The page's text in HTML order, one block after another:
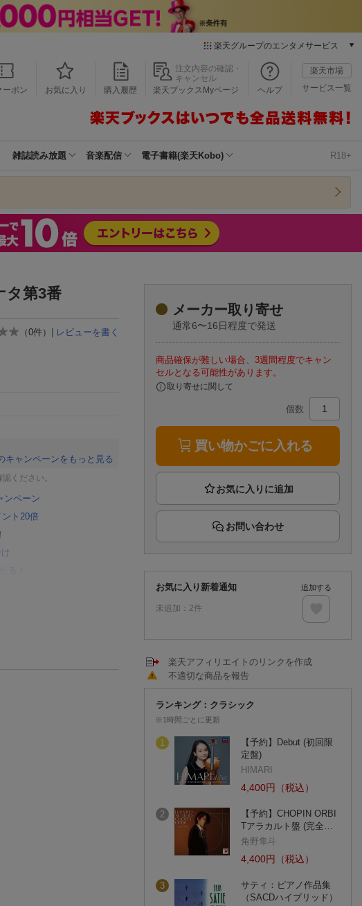
楽天グループのエンタメサービス
本/ゲーム/CD/DVD
楽天ブックス
楽天Kobo
楽天チケット
エンタメニュース
推し楽
ーポン お気に入り 購入履歴
注文内容の確認・
キャンセル
楽天ブックスMyページ
ヘルプ
楽天市場
サービス一覧
雑誌読み放題 音楽配信 電子書籍(楽天Kobo) R18+
タ第3番
（0件） | レビューを書く
キャンペーンをもっと見る
ください。
ンペーン
ント20倍
る！
メーカー取り寄せ
通常6〜16日程度で発送
商品確保が難しい場合、3週間程度でキャン
セルとなる可能性があります。
取り寄せに関して
個数
買い物かごに入れる
お問い合わせ
お気に入り新着通知
未追加： 2件
追加する
楽天アフィリエイトのリンクを作成
不適切な商品を報告
ランキング：クラシック
※1時間ごとに更新
1
【予約】Debut (初回限
定盤)
HIMARI
4,400円（税込）
2
【予約】CHOPIN ORBI
Tアラカルト盤 (完全…
角野隼斗
4,400円（税込）
3
サティ：ピアノ作品集
（SACDハイブリッド）